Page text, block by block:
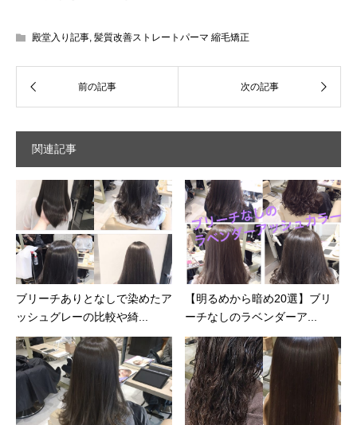
殿堂入り記事, 髪質改善ストレートパーマ 縮毛矯正
関連記事
ブリーチありとなしで染めたア
ッシュグレーの比較や綺...
【明るめから暗め20選】ブリ
ーチなしのラベンダーア...